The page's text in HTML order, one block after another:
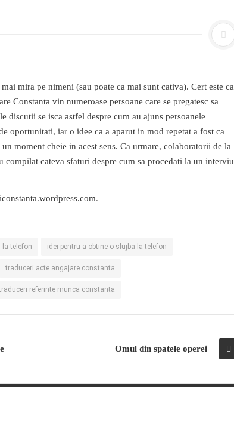
mira pe nimeni (sau poate ca mai sunt cativa). Cert este ca
Constanta vin numeroase persoane care se pregatesc sa
discutii se isca astfel despre cum au ajuns persoanele
oportunitati, iar o idee ca a aparut in mod repetat a fost ca
moment cheie in acest sens. Ca urmare, colaboratorii de la
compilat cateva sfaturi despre cum sa procedati la un interviu
.
la telefon idei pentru a obtine o slujba la telefon
traduceri acte angajare constanta
referinte munca constanta
Omul din spatele operei